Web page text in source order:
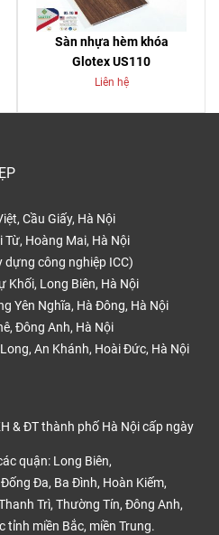
Sàn nhựa hèm khóa
Glotex US110
Liên hệ
Cầu Giấy, Hà Nội
Hoàng Mai, Hà Nội
công nghiệp ICC)
Khối, Long Biên, Hà Nội
Yên Nghĩa, Hà Đông, Hà Nội
Đông Anh, Hà Nội
An Khánh, Hoài Đức, Hà Nội
& ĐT thành phố Hà Nội cấp ngày
quận: Long Biên,
Đa, Ba Đình, Hoàn Kiếm,
Trì, Thường Tín, Đông Anh,
miền Bắc, miền Trung.